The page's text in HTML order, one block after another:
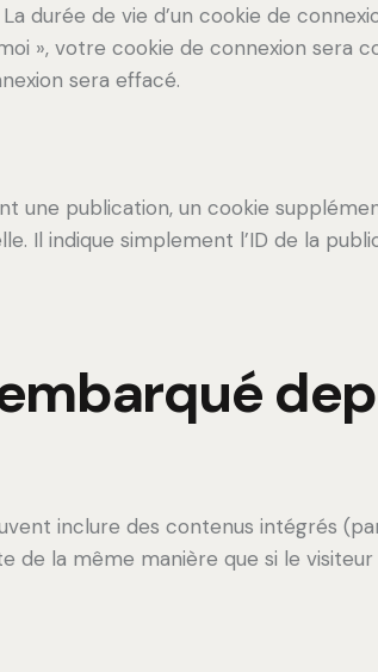
durée de vie d’un cookie de
», votre cookie de connexion sera
sera effacé.
une publication, un cookie
Il indique simplement l’ID de la
inclure des contenus intégrés
de la même manière que si le